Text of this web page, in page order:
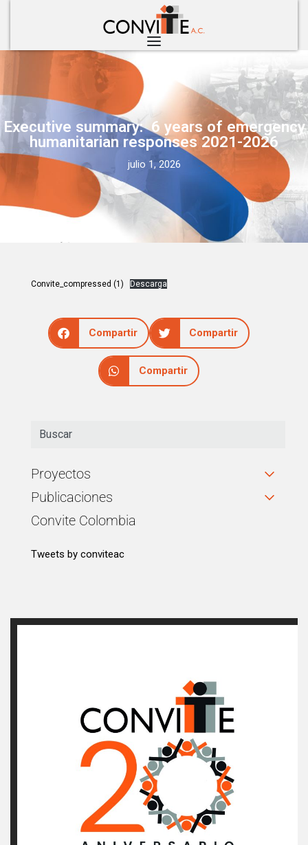
Executive summary: 6 years of emergency
humanitarian responses 2021-2026
julio 1, 2026
Convite_compressed (1) Descarga
Compartir Compartir
Compartir
Proyectos
Publicaciones
Convite Colombia
Tweets by conviteac